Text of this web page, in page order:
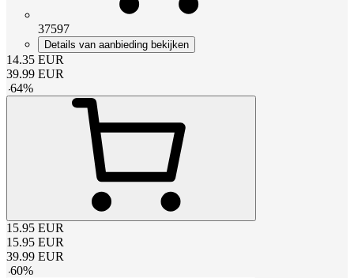
37597
Details van aanbieding bekijken
14.35 EUR
39.99 EUR
-64%
15.95 EUR
15.95 EUR
39.99 EUR
-60%